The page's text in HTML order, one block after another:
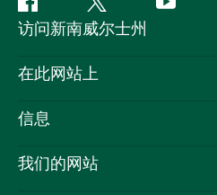
Facebook叽
叽
喳
YouTube
访问新南威尔士州
联系我们
隐私
Cookie 通知
在此网站上
目的地
新南威尔士州公路旅行
信息
旅行信息
我们的网站